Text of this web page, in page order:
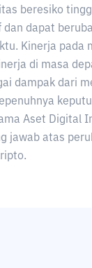
beresiko
dapat
Kinerja pada
di masa
dampak dari
Aset Digital
jawab atas